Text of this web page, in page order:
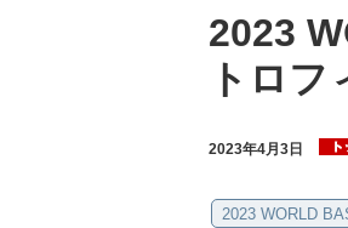
2023
トロ
2023年4月3日
2023 WORLD